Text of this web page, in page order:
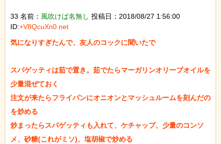
33 名前： 風吹けば名無し 投稿日：2018/08/27 1:56:00
ID:+V8QcuXn0.net
気になりすぎたんで、友人のコックに聞いたで
スパゲッティは茹で置き。茹でたらマーガリンオリーブオイルを
少量混ぜておく
注文が来たらフライパンにオニオンとマッシュルームを刻んだの
を炒める
炒まったらスパゲッティも入れて、ケチャップ、少量のコンソ
メ、砂糖(これがミソ)、塩胡椒で炒める